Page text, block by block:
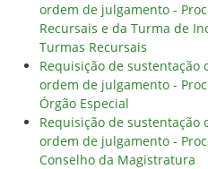
ordem de julgamento -
Recursais e da Turma de
Turmas Recursais
Requisição de
ordem de julgamento -
Órgão Especial
Requisição de
ordem de julgamento -
Conselho da Magistratura